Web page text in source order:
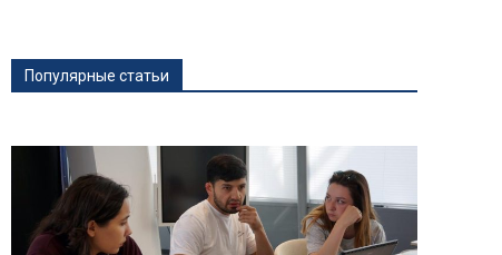
Популярные статьи